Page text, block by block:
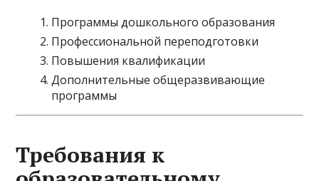
Программы дошкольного образования
Профессиональной переподготовки
Повышения квалификации
Дополнительные общеразвивающие
программы
Требования к